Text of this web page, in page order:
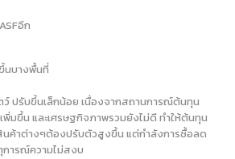
อีก
นบางพื้นที่
ปรับขึ้นเล็กน้อย เนื่องจากสถานการณ์ต้นทุน
มขึ้น และเศรษฐกิจภาพรวมยังไม่ดี ทำให้ต้นทุน
นค้าต่างๆต้องปรับตัวสูงขึ้น แต่กำลังการซื้อลด
การณ์ความไม่สงบ